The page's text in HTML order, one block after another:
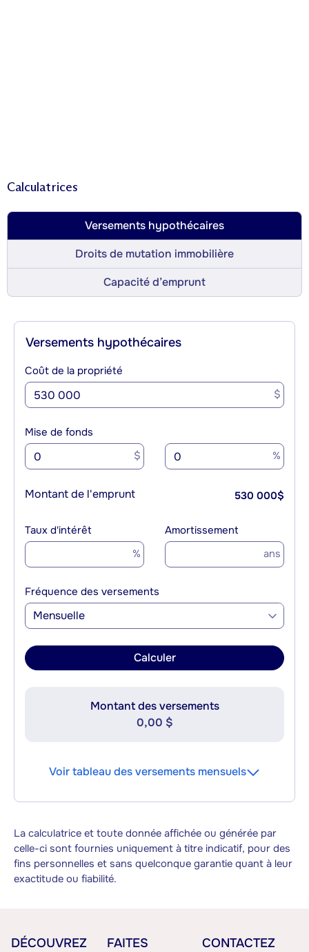
Calculatrices
Versements hypothécaires
Droits de mutation immobilière
Capacité d’emprunt
Versements hypothécaires
Coût de la propriété
$
Mise de fonds
$ %
Montant de l'emprunt 530 000$
Taux d'intérêt
%
Amortissement
ans
Fréquence des versements
Mensuelle
Calculer
Montant des versements
0,00 $
Voir tableau des versements mensuels
La calculatrice et toute donnée affichée ou générée par
celle-ci sont fournies uniquement à titre indicatif, pour des
fins personnelles et sans quelconque garantie quant à leur
exactitude ou fiabilité.
DÉCOUVREZ
FAITES
CONTACTEZ